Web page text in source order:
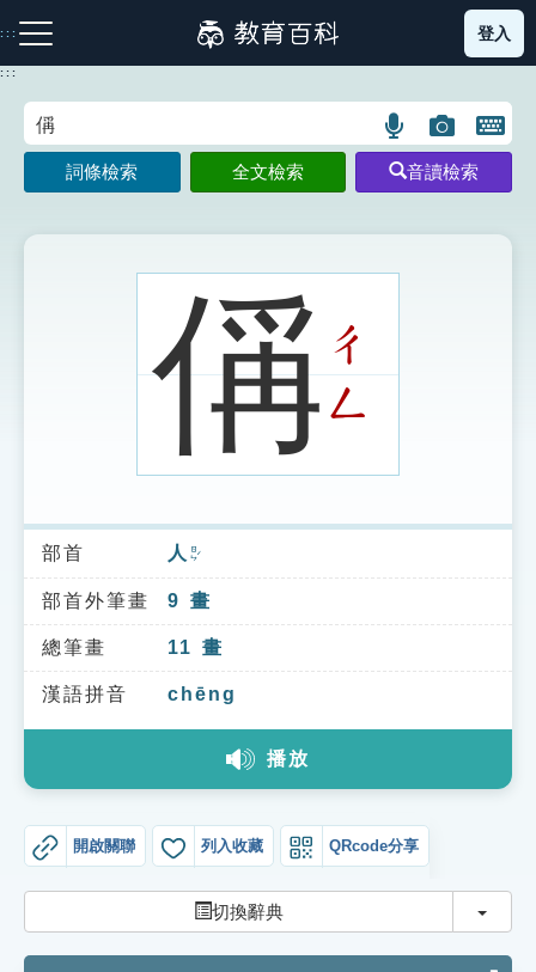
到
主
:::
注音索引圖示 筆畫索引圖示 部首索引表圖示
索引選單
知識索引
單字索引
生命大百科索引
教學應用
貓頭鷹博士
登入
:::
語
言
搜
示
圖
片
搜
開
鍵
圖
詞條檢索 全文檢索 音讀檢索
偁ㄔ
ㄥ
部首 人 ㄖㄣˊ
部首外筆畫 9 畫
總筆畫 11 畫
漢語拼音 chēng
播放
開啟關聯 列入收藏 QRcode分享
切換辭典 切換